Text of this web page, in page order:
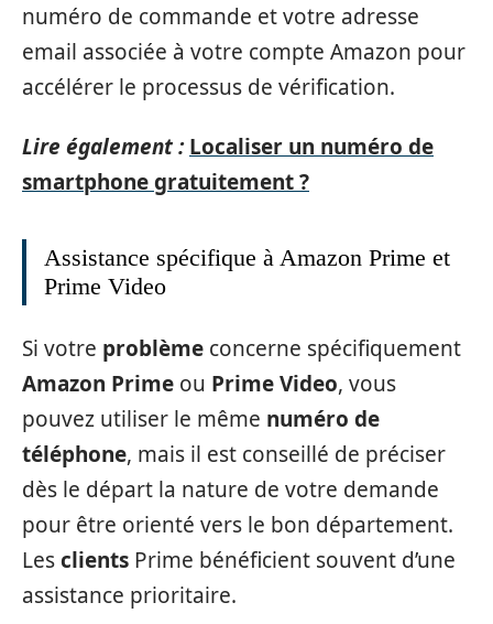
numéro de commande et votre adresse
email associée à votre compte Amazon pour
accélérer le processus de vérification.
Lire également : Localiser un numéro de
smartphone gratuitement ?
Assistance spécifique à Amazon Prime et
Prime Video
Si votre problème concerne spécifiquement
Amazon Prime ou Prime Video, vous
pouvez utiliser le même numéro de
téléphone, mais il est conseillé de préciser
dès le départ la nature de votre demande
pour être orienté vers le bon département.
Lesclients Prime bénéficient souvent d’une
assistance prioritaire.